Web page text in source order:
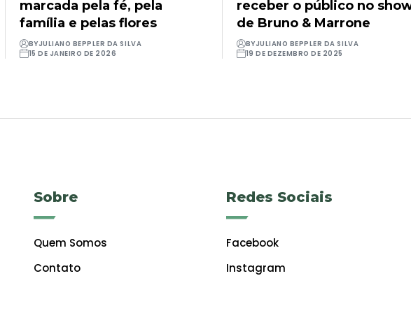
marcada pela fé, pela
família e pelas flores
BYJULIANO BEPPLER DA SILVA
15 DE JANEIRO DE 2026
receber o público no
de Bruno & Marrone
BYJULIANO BEPPLER DA SILVA
19 DE DEZEMBRO DE 2025
Sobre
Quem Somos
Contato
Redes Sociais
Facebook
Instagram